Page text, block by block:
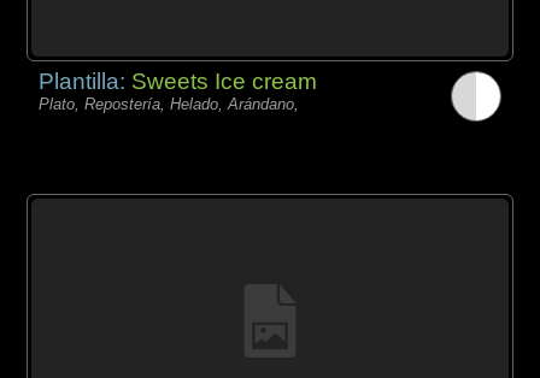
Plantilla: Sweets Ice cream
Plato, Repostería, Helado, Arándano,